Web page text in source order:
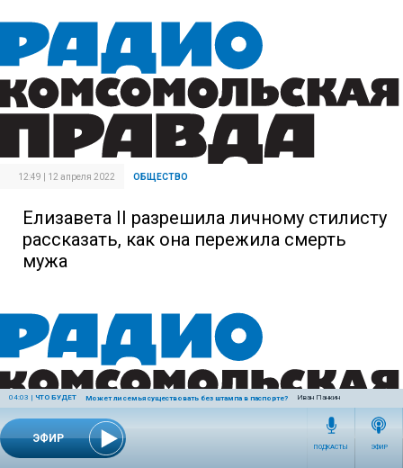
ЭФИР
04:03 | ЧТО БУДЕТ Может ли семья существовать без штампа в паспорте? Иван Панкин
ПОДКАСТЫ ЭФИР
12:49 | 12 апреля 2022 ОБЩЕСТВО
Елизавета II разрешила личному стилисту
рассказать, как она пережила смерть
мужа